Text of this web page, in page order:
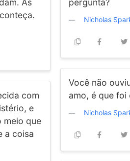
As
com
e
meio que
a coisa
pergunta?
Nicholas
Você não
amo, é que foi
Nicholas